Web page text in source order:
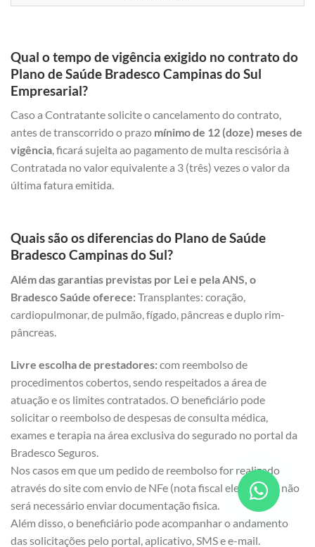
Qual o tempo de vigência exigido no contrato do
Plano de Saúde Bradesco Campinas do Sul
Empresarial?
Caso a Contratante solicite o cancelamento do contrato,
antes de transcorrido o prazo mínimo de 12 (doze) meses de
vigência, ficará sujeita ao pagamento de multa rescisória à
Contratada no valor equivalente a 3 (três) vezes o valor da
última fatura emitida.
Quais são os diferencias do Plano de Saúde
Bradesco Campinas do Sul?
Além das garantias previstas por Lei e pela ANS, o
Bradesco Saúde oferece:Transplantes: coração,
cardiopulmonar, de pulmão, fígado, pâncreas e duplo rim-
pâncreas.
Livre escolha de prestadores:com reembolso de
procedimentos cobertos, sendo respeitados a área de
atuação e os limites contratados. O beneficiário pode
solicitar o reembolso de despesas de consulta médica,
exames e terapia na área exclusiva do segurado no portal da
Bradesco Seguros.
Nos casos em que um pedido de reembolso for realizado
através do site com envio de NFe (nota fiscal eletrônica), não
será necessário enviar documentação fisica.
Além disso, o beneficiário pode acompanhar o andamento
das solicitações pelo portal, aplicativo, SMS e e-mail.